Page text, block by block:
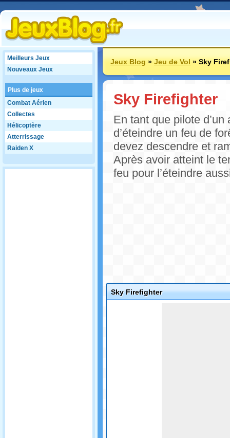
Meilleurs Jeux
Nouveaux Jeux
Plus de jeux
Combat Aérien
Collectes
Hélicoptère
Atterrissage
Raiden X
Jeux Blog»Jeu de Vol»Sky
Sky Firefighter
En tant que pilote
d’éteindre un feu de
devez descendre et
Après avoir atteint le
feu pour l’éteindre
Sky Firefighter